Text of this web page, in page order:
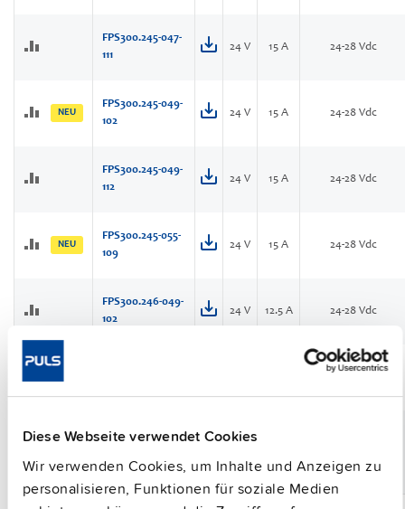
Diese Webseite verwendet Cookies
Wir verwenden Cookies, um Inhalte und Anzeigen zu
personalisieren, Funktionen für soziale Medien
FPS300.245-047-
111
24 V 15 A 24-28 Vdc
NEU
FPS300.245-049-
102
24 V 15 A 24-28 Vdc
FPS300.245-049-
112
24 V 15 A 24-28 Vdc
NEU
FPS300.245-055-
109
24 V 15 A 24-28 Vdc
FPS300.246-049-
102
24 V 12.5 A 24-28 Vdc
FPS300.247-071-
151